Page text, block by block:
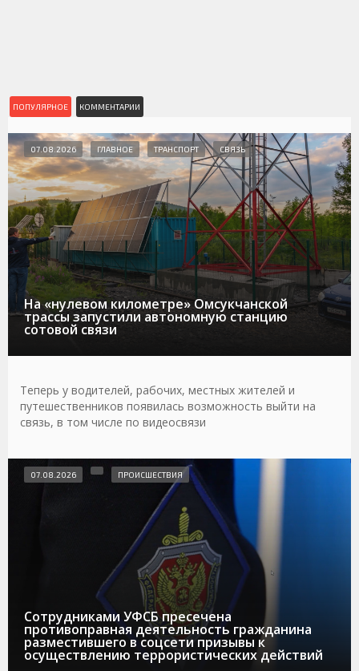
ПОПУЛЯРНОЕ КОММЕНТАРИИ
На «нулевом километре» Омсукчанской
трассы запустили автономную станцию
сотовой связи
07.08.2026 ГЛАВНОЕ ТРАНСПОРТ СВЯЗЬ
Теперь у водителей, рабочих, местных жителей и
путешественников появилась возможность выйти на
связь, в том числе по видеосвязи
Сотрудниками УФСБ пресечена
противоправная деятельность гражданина
разместившего в соцсети призывы к
осуществлению террористических действий
07.08.2026 ПРОИСШЕСТВИЯ